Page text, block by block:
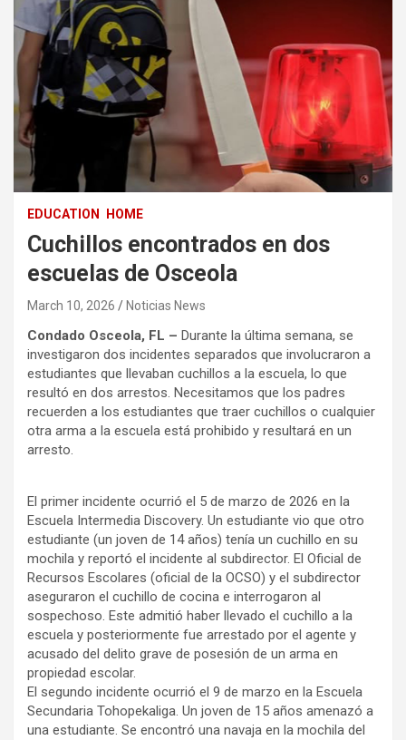
EDUCATION HOME
Cuchillos encontrados en dos
escuelas de Osceola
March 10, 2026 Noticias News
Condado Osceola, FL – Durante la última semana, se
investigaron dos incidentes separados que involucraron a
estudiantes que llevaban cuchillos a la escuela, lo que
resultó en dos arrestos. Necesitamos que los padres
recuerden a los estudiantes que traer cuchillos o cualquier
otra arma a la escuela está prohibido y resultará en un
arresto.
El primer incidente ocurrió el 5 de marzo de 2026 en la
Escuela Intermedia Discovery. Un estudiante vio que otro
estudiante (un joven de 14 años) tenía un cuchillo en su
mochila y reportó el incidente al subdirector. El Oficial de
Recursos Escolares (oficial de la OCSO) y el subdirector
aseguraron el cuchillo de cocina e interrogaron al
sospechoso. Este admitió haber llevado el cuchillo a la
escuela y posteriormente fue arrestado por el agente y
acusado del delito grave de posesión de un arma en
propiedad escolar.
El segundo incidente ocurrió el 9 de marzo en la Escuela
Secundaria Tohopekaliga. Un joven de 15 años amenazó a
una estudiante. Se encontró una navaja en la mochila del